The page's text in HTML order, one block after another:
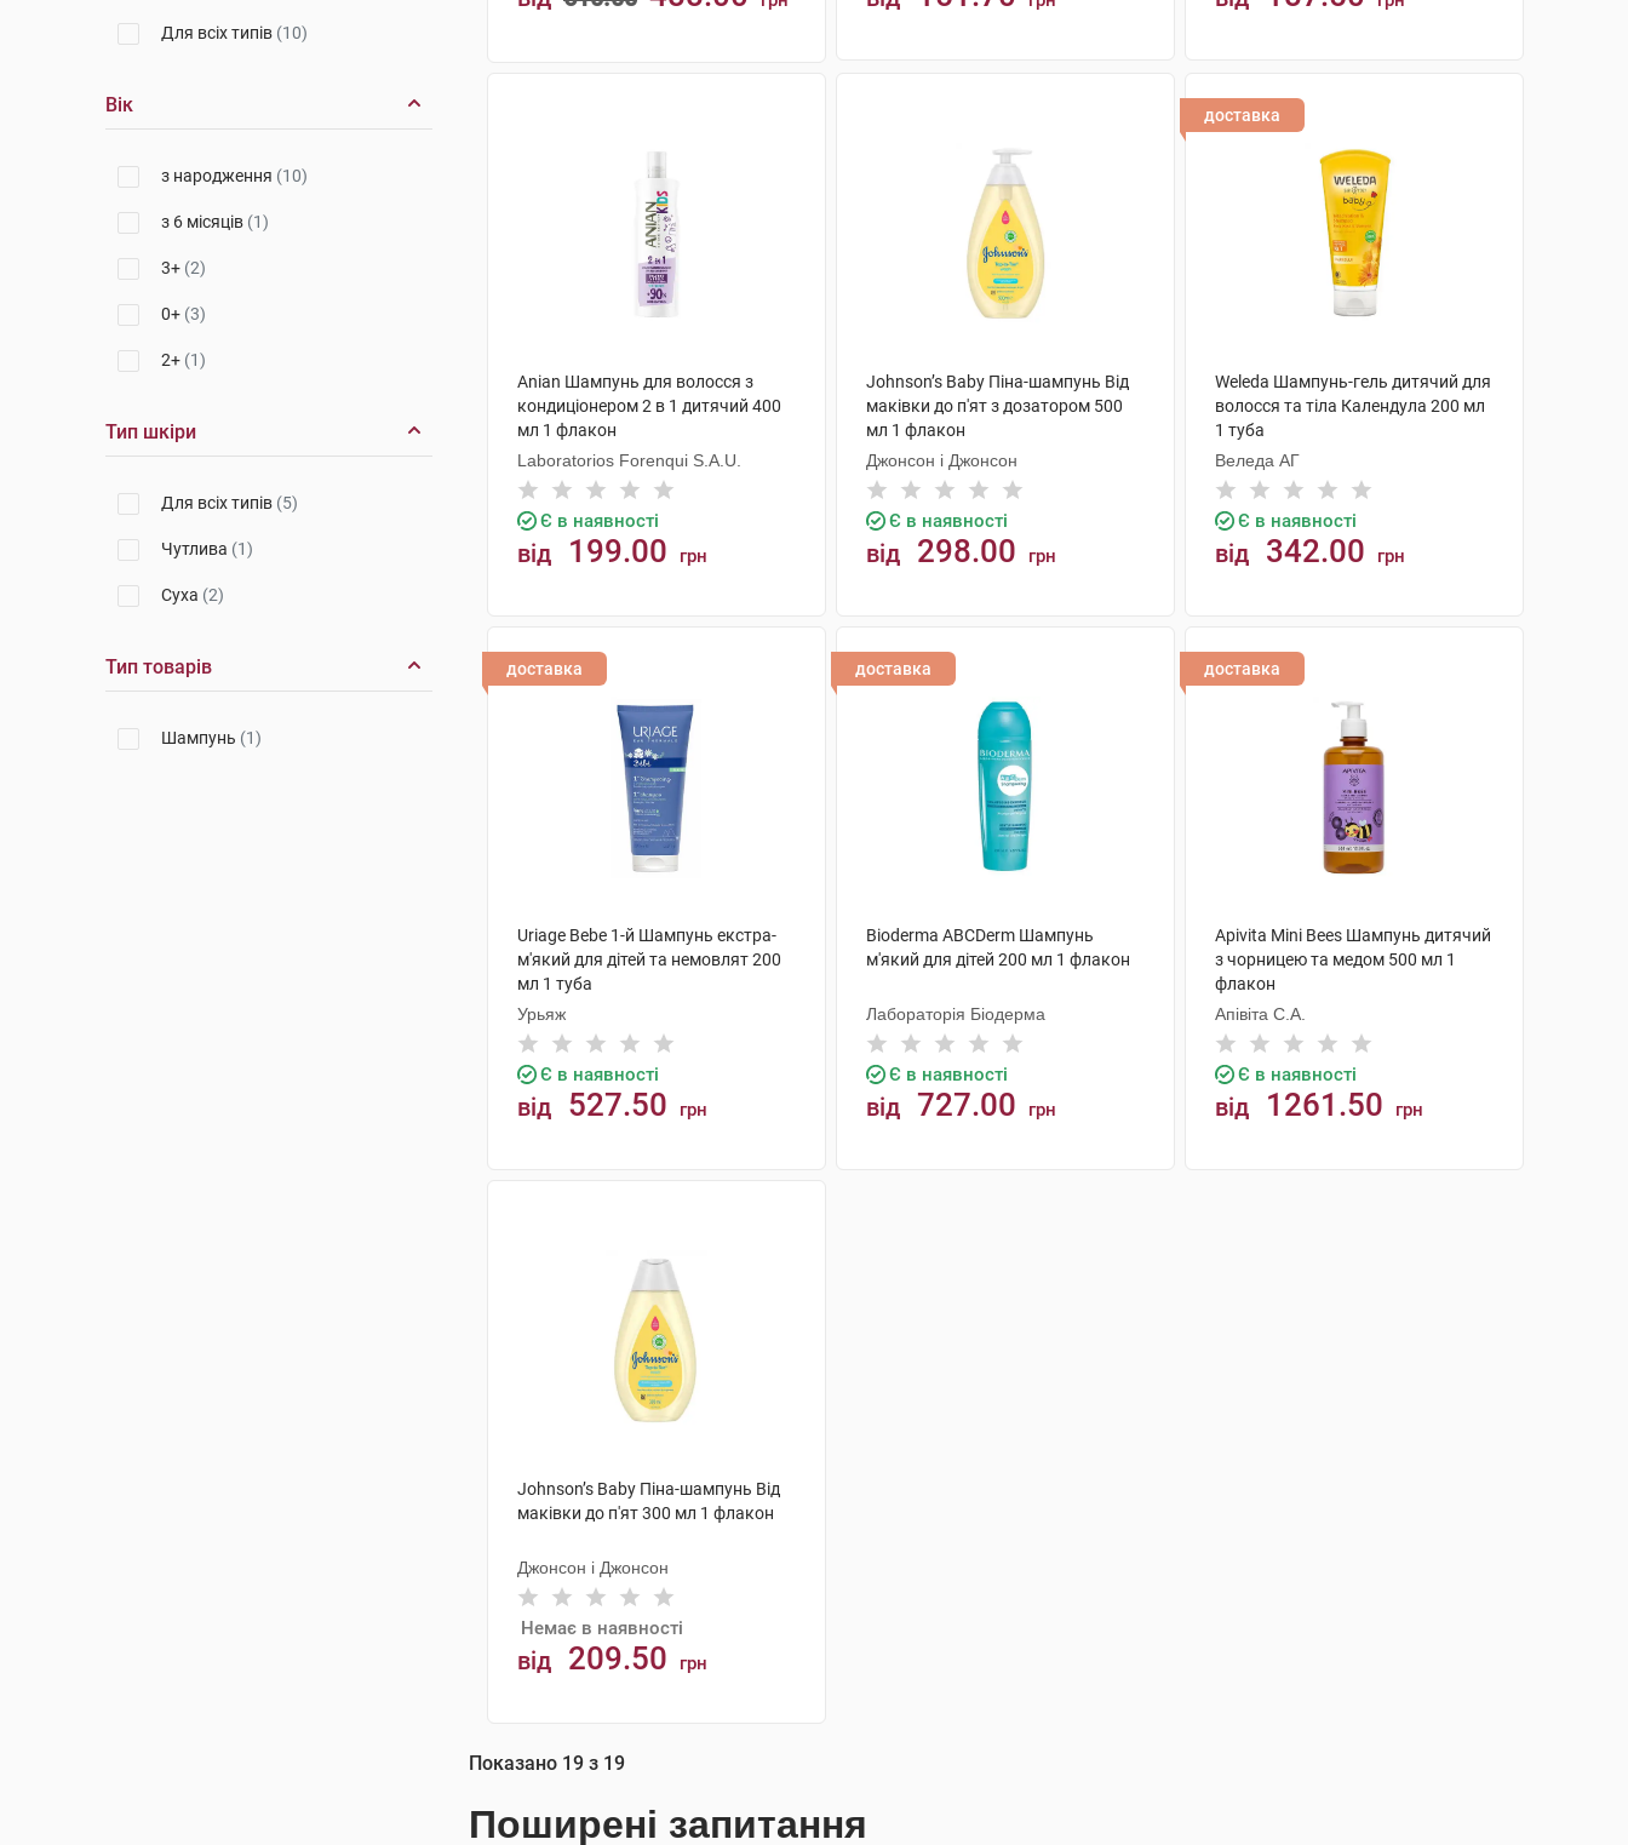
Для всіх типів (10)
Вік
з народження (10)
з 6 місяців (1)
3+ (2)
0+ (3)
2+ (1)
Тип шкіри
Для всіх типів (5)
Чутлива (1)
Суха (2)
Тип товарів
Шампунь (1)
Anian Шампунь для волосся з
кондиціонером 2 в 1 дитячий 400
мл 1 флакон
Laboratorios Forenqui S.A.U.
Є в наявності
від 199.00 грн
Johnson’s Baby Піна-шампунь Від
маківки до п'ят з дозатором 500
мл 1 флакон
Джонсон і Джонсон
Є в наявності
від 298.00 грн
доставка
Weleda Шампунь-гель дитячий для
волосся та тіла Календула 200 мл
1 туба
Веледа АГ
Є в наявності
від 342.00 грн
доставка
Uriage Bebe 1-й Шампунь екстра-
м'який для дітей та немовлят 200
мл 1 туба
Урьяж
Є в наявності
від 527.50 грн
доставка
Bioderma ABCDerm Шампунь
м'який для дітей 200 мл 1 флакон
Лабораторія Біодерма
Є в наявності
від 727.00 грн
доставка
Apivita Mini Bees Шампунь дитячий
з чорницею та медом 500 мл 1
флакон
Апівіта С.А.
Є в наявності
від 1261.50 грн
Johnson’s Baby Піна-шампунь Від
маківки до п'ят 300 мл 1 флакон
Джонсон і Джонсон
Немає в наявності
від 209.50 грн
АНАЛОГИ
Показано 19 з 19
Поширені запитання